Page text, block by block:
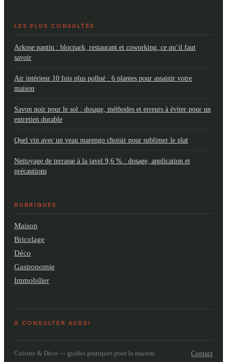
LES PLUS CONSULTÉS
Arkose pantin : blocpark, restaurant et coworking, ce qu’il faut
savoir
Air intérieur 10 fois plus pollué : 6 plantes pour assainir votre
maison
Savon noir pour le sol : dosage, méthodes et erreurs à éviter pour un
entretien durable
Quel vin avec un veau marengo choisir pour sublimer le plat
Nettoyage de terrasse à la javel 9,6 % : dosage, application et
précautions
RUBRIQUES
Maison
Bricolage
Déco
Gastronomie
Immobilier
À CONSULTER AUSSI
Cuisine & Déco — guides pratiques pour la maison Contact